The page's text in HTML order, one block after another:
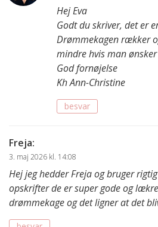
Hej Eva
Godt du skriver, det er
Drømmekagen rækker
mindre hvis man
God fornøjelse
Kh Ann-Christine
besvar
Freja:
3. maj 2026 kl. 14:08
Hej jeg hedder Freja og bruger
opskrifter de er super gode og
drømmekage og det ligner at det